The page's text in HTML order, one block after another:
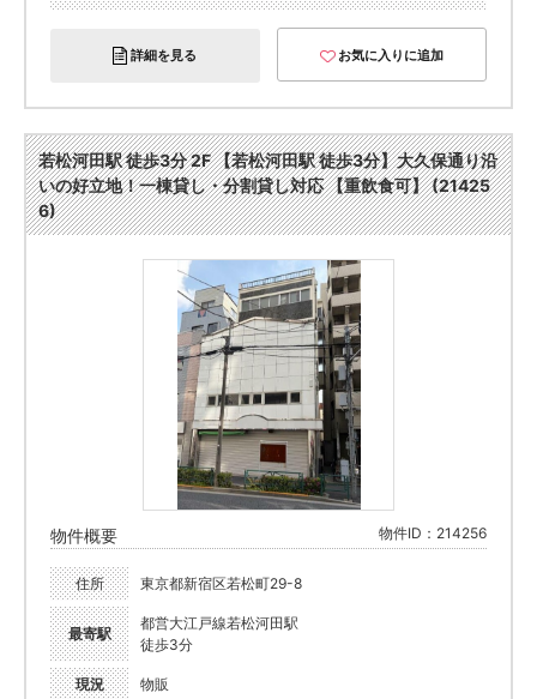
詳細を見る お気に入りに追加
若松河田駅 徒歩3分 2F 【若松河田駅 徒歩3分】大久保通り沿
いの好立地！一棟貸し・分割貸し対応 【重飲食可】 (21425
6)
物件概要 物件ID：214256
住所 東京都新宿区若松町29-8
最寄駅
都営大江戸線若松河田駅
徒歩3分
現況 物販